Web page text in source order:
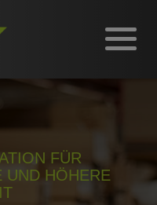
FÜR
UND HÖHERE